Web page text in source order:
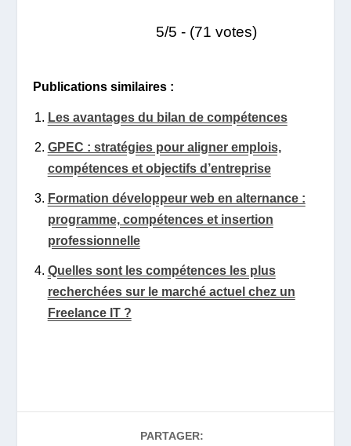
5/5 - (71 votes)
Publications similaires :
Les avantages du bilan de compétences
GPEC : stratégies pour aligner emplois,
compétences et objectifs d’entreprise
Formation développeur web en alternance :
programme, compétences et insertion
professionnelle
Quelles sont les compétences les plus
recherchées sur le marché actuel chez un
Freelance IT ?
PARTAGER: